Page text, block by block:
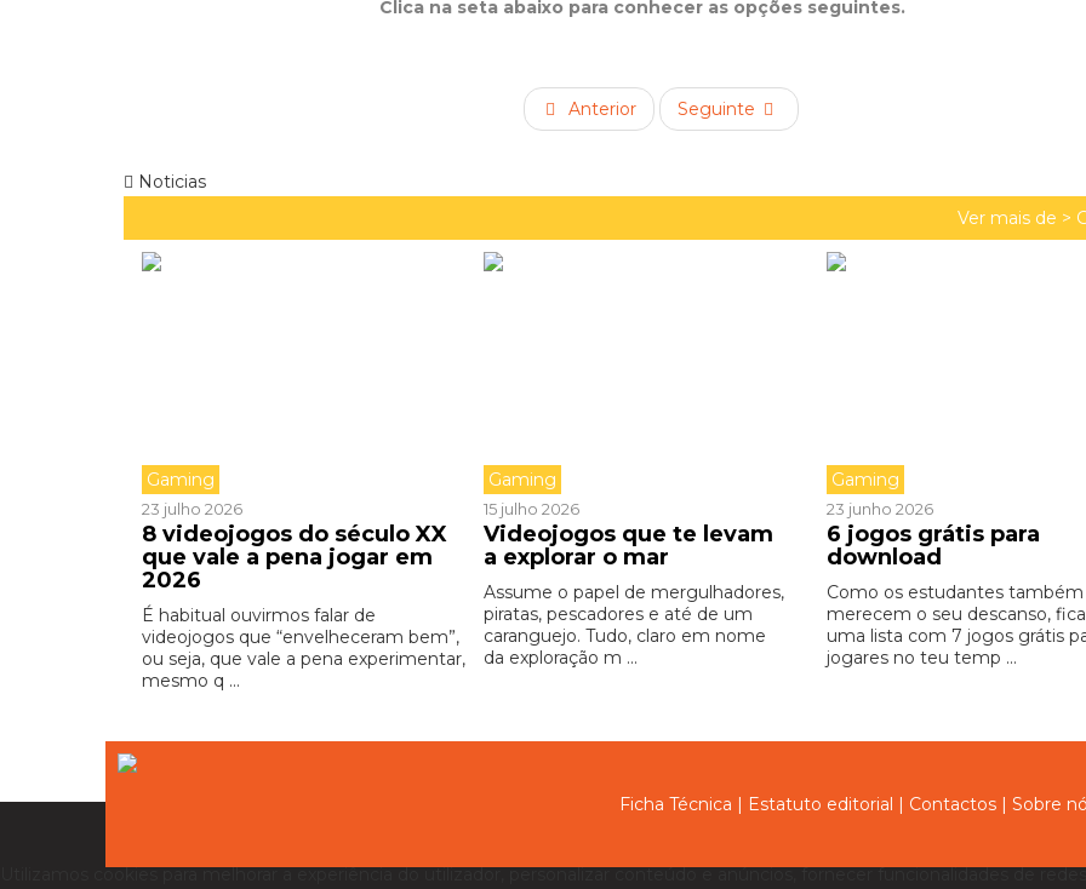
Clica na seta abaixo para conhecer as opções seguintes.
Anterior Seguinte
Noticias
Ver mais de >
Gaming
23 julho 2026
8 videojogos do século XX
que vale a pena jogar em
2026
É habitual ouvirmos falar de
videojogos que “envelheceram bem”,
ou seja, que vale a pena experimentar,
mesmo q ...
Gaming
15 julho 2026
Videojogos que te levam
a explorar o mar
Assume o papel de mergulhadores,
piratas, pescadores e até de um
caranguejo. Tudo, claro em nome
da exploração m ...
Gaming
23 junho 2026
6 jogos grátis para
download
Como os estudantes também
merecem o seu descanso,
uma lista com 7 jogos grátis
jogares no teu temp ...
Ficha Técnica | Estatuto editorial | Contactos | Sobre
Utilizamos cookies para melhorar a experiência do utilizador, personalizar conteúdo e anúncios, fornecer funcionalidades de